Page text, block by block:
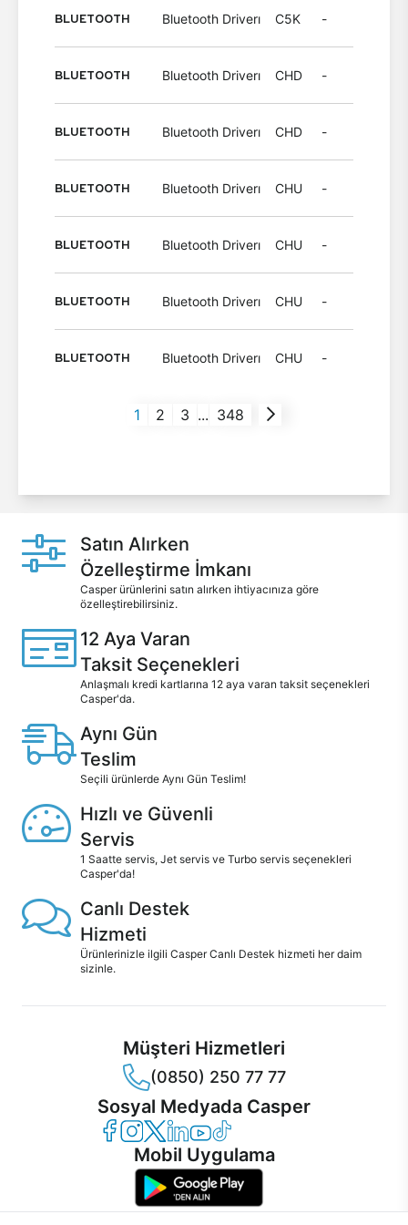
BLUETOOTH Bluetooth Driverı C5K -
BLUETOOTH Bluetooth Driverı CHD -
BLUETOOTH Bluetooth Driverı CHD -
BLUETOOTH Bluetooth Driverı CHU -
BLUETOOTH Bluetooth Driverı CHU -
BLUETOOTH Bluetooth Driverı CHU -
BLUETOOTH Bluetooth Driverı CHU -
1 2 3 ... 348
Satın Alırken
Özelleştirme İmkanı
Casper ürünlerini satın alırken ihtiyacınıza göre
özelleştirebilirsiniz.
12 Aya Varan
Taksit Seçenekleri
Anlaşmalı kredi kartlarına 12 aya varan taksit seçenekleri
Casper'da.
Aynı Gün
Teslim
Seçili ürünlerde Aynı Gün Teslim!
Hızlı ve Güvenli
Servis
1 Saatte servis, Jet servis ve Turbo servis seçenekleri
Casper'da!
Canlı Destek
Hizmeti
Ürünlerinizle ilgili Casper Canlı Destek hizmeti her daim
sizinle.
Müşteri Hizmetleri
(0850) 250 77 77
Sosyal Medyada Casper
Casper Facebook
Casper Instagram
Casper Twitter
Casper LinkedIn
Casper YouTube
Casper TikTok
Mobil Uygulama